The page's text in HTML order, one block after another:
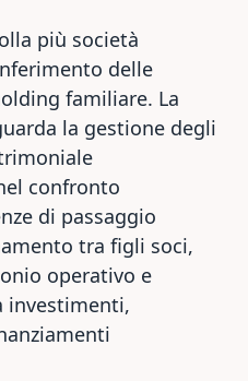
più società
delle
familiare. La
la gestione degli
confronto
di passaggio
tra figli soci,
operativo e
investimenti,